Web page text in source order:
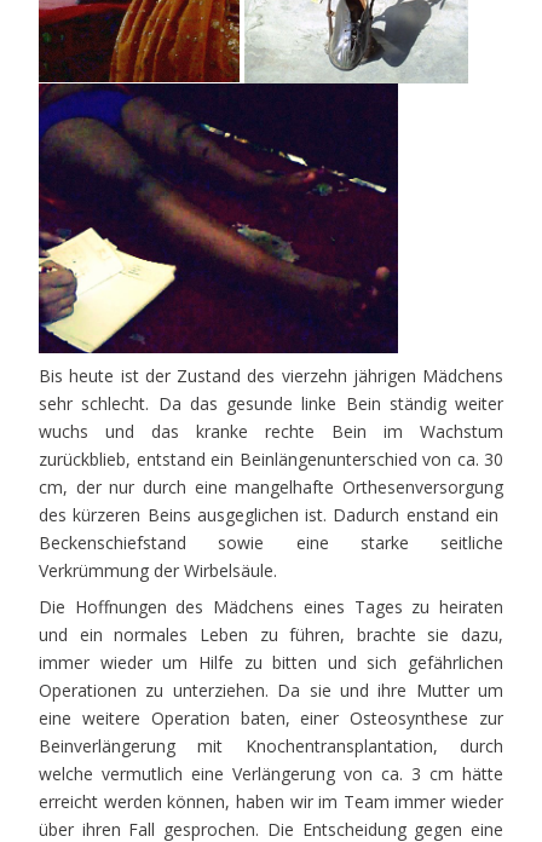
Bis heute ist der Zustand des vierzehn jährigen Mädchens
sehr schlecht. Da das gesunde linke Bein ständig weiter
wuchs und das kranke rechte Bein im Wachstum
zurückblieb, entstand ein Beinlängenunterschied von ca. 30
cm, der nur durch eine mangelhafte Orthesenversorgung
des kürzeren Beins ausgeglichen ist. Dadurch enstand ein
Beckenschiefstand sowie eine starke seitliche
Verkrümmung der Wirbelsäule.
Die Hoffnungen des Mädchens eines Tages zu heiraten
und ein normales Leben zu führen, brachte sie dazu,
immer wieder um Hilfe zu bitten und sich gefährlichen
Operationen zu unterziehen. Da sie und ihre Mutter um
eine weitere Operation baten, einer Osteosynthese zur
Beinverlängerung mit Knochentransplantation, durch
welche vermutlich eine Verlängerung von ca. 3 cm hätte
erreicht werden können, haben wir im Team immer wieder
über ihren Fall gesprochen. Die Entscheidung gegen eine